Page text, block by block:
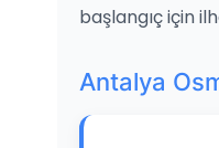
başlangıç için
Antalya